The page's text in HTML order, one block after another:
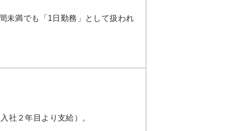
未満でも「1日勤務」として扱われ
社２年目より支給）。